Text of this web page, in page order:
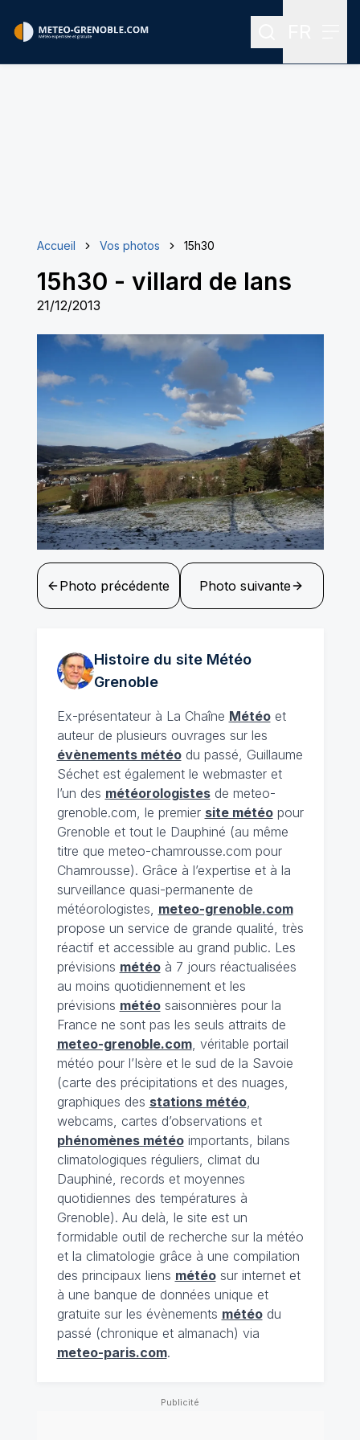
Rechercher
Accueil Vos photos 15h30
15h30 - villard de lans
21/12/2013
Photo précédente Photo suivante
Histoire du site Météo
Grenoble
Ex-présentateur à La Chaîne Météoet
auteur de plusieurs ouvrages sur les
évènements météodu passé, Guillaume
Séchet est également le webmaster et
l’un des météorologistesde meteo-
grenoble.com, le premier site météopour
Grenoble et tout le Dauphiné (au même
titre que meteo-chamrousse.com pour
Chamrousse). Grâce à l’expertise et à la
surveillance quasi-permanente de
météorologistes, meteo-grenoble.com
propose un service de grande qualité, très
réactif et accessible au grand public. Les
prévisions météoà 7 jours réactualisées
au moins quotidiennement et les
prévisions météosaisonnières pour la
France ne sont pas les seuls attraits de
meteo-grenoble.com, véritable portail
météo pour l’Isère et le sud de la Savoie
(carte des précipitations et des nuages,
graphiques des stations météo,
webcams, cartes d’observations et
phénomènes météoimportants, bilans
climatologiques réguliers, climat du
Dauphiné, records et moyennes
quotidiennes des températures à
Grenoble). Au delà, le site est un
formidable outil de recherche sur la météo
et la climatologie grâce à une compilation
des principaux liens météosur internet et
à une banque de données unique et
gratuite sur les évènements météodu
passé (chronique et almanach) via
meteo-paris.com.